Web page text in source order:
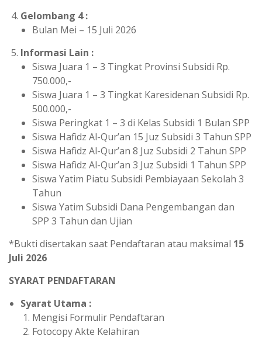
Gelombang 4 :
Bulan Mei – 15 Juli 2026
Informasi Lain :
Siswa Juara 1 – 3 Tingkat Provinsi Subsidi Rp.
750.000,-
Siswa Juara 1 – 3 Tingkat Karesidenan Subsidi Rp.
500.000,-
Siswa Peringkat 1 – 3 di Kelas Subsidi 1 Bulan SPP
Siswa Hafidz Al-Qur’an 15 Juz Subsidi 3 Tahun SPP
Siswa Hafidz Al-Qur’an 8 Juz Subsidi 2 Tahun SPP
Siswa Hafidz Al-Qur’an 3 Juz Subsidi 1 Tahun SPP
Siswa Yatim Piatu Subsidi Pembiayaan Sekolah 3
Tahun
Siswa Yatim Subsidi Dana Pengembangan dan
SPP 3 Tahun dan Ujian
*Bukti disertakan saat Pendaftaran atau maksimal 15
Juli 2026
SYARAT PENDAFTARAN
Syarat Utama :
Mengisi Formulir Pendaftaran
Fotocopy Akte Kelahiran